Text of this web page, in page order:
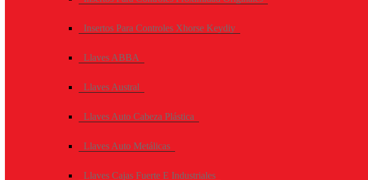
Insertos Para Controles Xhorse Keydiy
Llaves ABBA
Llaves Austral
Llaves Auto Cabeza Plástica
Llaves Auto Metálicas
Llaves Cajas Fuerte E Industriales